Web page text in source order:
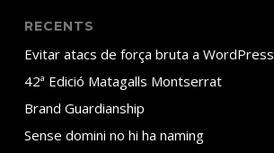
RECENTS
Evitar atacs de força bruta a WordPress
42ª Edició Matagalls Montserrat
Brand Guardianship
Sense domini no hi ha naming